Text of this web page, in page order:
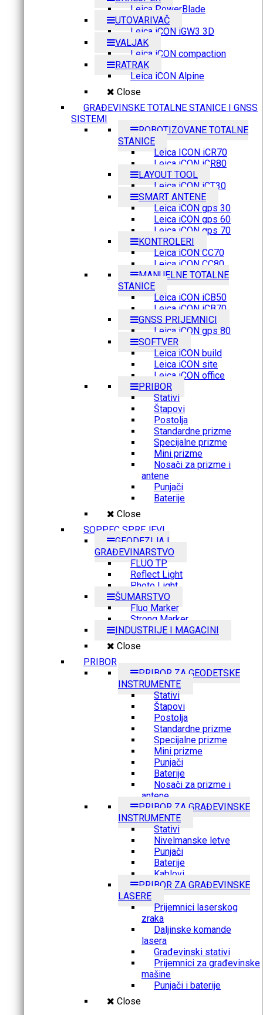
Leica PowerBlade
UTOVARIVAČ
Leica iCON iGW3 3D
VALJAK
Leica iCON compaction
RATRAK
Leica iCON Alpine
Close
GRAĐEVINSKE TOTALNE STANICE I GNSS
SISTEMI
ROBOTIZOVANE TOTALNE
STANICE
Leica ICON iCR70
Leica iCON iCR80
LAYOUT TOOL
Leica iCON iCT30
SMART ANTENE
Leica iCON gps 30
Leica iCON gps 60
Leica iCON gps 70
KONTROLERI
Leica iCON CC70
Leica iCON CC80
MANUELNE TOTALNE
STANICE
Leica iCON iCB50
Leica iCON iCB70
GNSS PRIJEMNICI
Leica iCON gps 80
SOFTVER
Leica iCON build
Leica iCON site
Leica iCON office
PRIBOR
Stativi
Štapovi
Postolja
Standardne prizme
Specijalne prizme
Mini prizme
Nosači za prizme i
antene
Punjači
Baterije
Close
SOPPEC SPREJEVI
GEODEZIJA I
GRAĐEVINARSTVO
FLUO TP
Reflect Light
Photo Light
ŠUMARSTVO
Fluo Marker
Strong Marker
INDUSTRIJE I MAGACINI
Close
PRIBOR
PRIBOR ZA GEODETSKE
INSTRUMENTE
Stativi
Štapovi
Postolja
Standardne prizme
Specijalne prizme
Mini prizme
Punjači
Baterije
Nosači za prizme i
antene
PRIBOR ZA GRAĐEVINSKE
INSTRUMENTE
Stativi
Nivelmanske letve
Punjači
Baterije
Kablovi
PRIBOR ZA GRAĐEVINSKE
LASERE
Prijemnici laserskog
zraka
Daljinske komande
lasera
Građevinski stativi
Prijemnici za građevinske
mašine
Punjači i baterije
Close